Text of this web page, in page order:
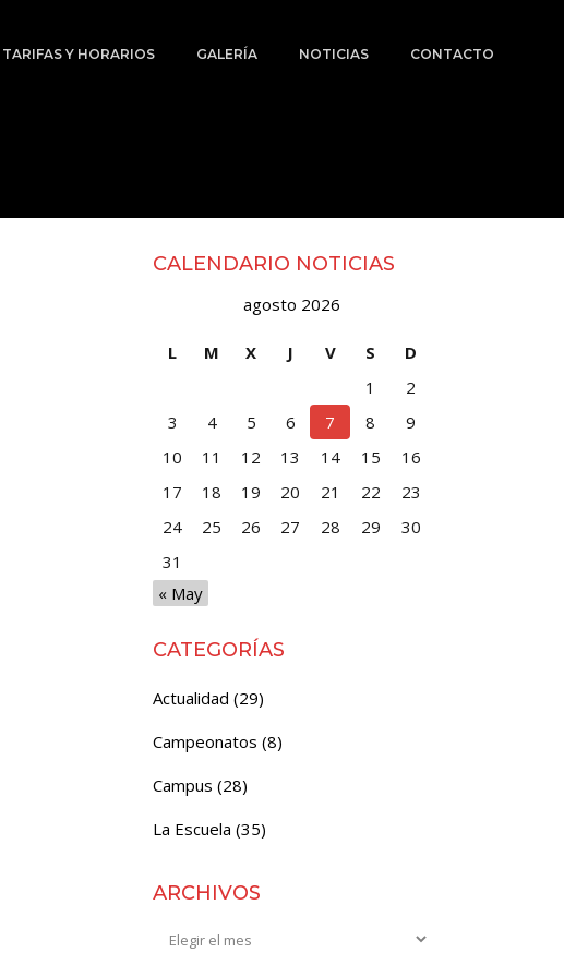
TARIFAS Y HORARIOS GALERÍA NOTICIAS CONTACTO
CALENDARIO NOTICIAS
agosto 2026
L M X J V S
D
1
2
3
4 5 6 7 8
9
10
11 12 13 14 15
16
17
18 19 20 21 22
23
24
25 26 27 28 29
30
31
« May
CATEGORÍAS
Actualidad (29)
Campeonatos (8)
Campus (28)
La Escuela (35)
ARCHIVOS
Archivos